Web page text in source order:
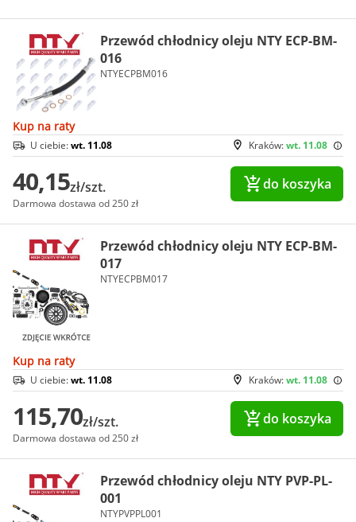
Przewód chłodnicy oleju NTY ECP-BM-
016
NTYECPBM016
Kup na raty
Kraków:wt. 11.08
U ciebie:wt. 11.08
40,15zł/szt.
Darmowa dostawa od 250 zł
do koszyka
Przewód chłodnicy oleju NTY ECP-BM-
017
NTYECPBM017
Kup na raty
Kraków:wt. 11.08
U ciebie:wt. 11.08
115,70zł/szt.
Darmowa dostawa od 250 zł
do koszyka
Przewód chłodnicy oleju NTY PVP-PL-
001
NTYPVPPL001